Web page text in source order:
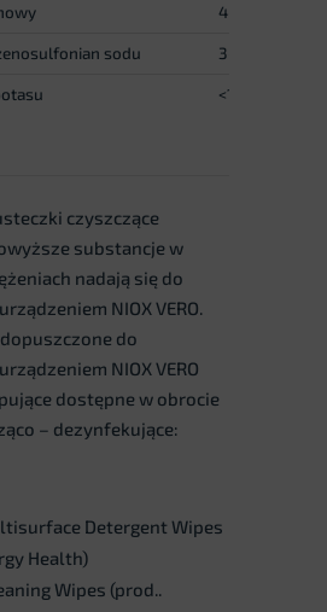
4-6%
sodu 3-5%
<1.56%
czyszczące
substancje w
nadają się do
NIOX VERO.
do
NIOX VERO
dostępne w obrocie
– dezynfekujące:
Detergent Wipes
Health)
Wipes (prod..